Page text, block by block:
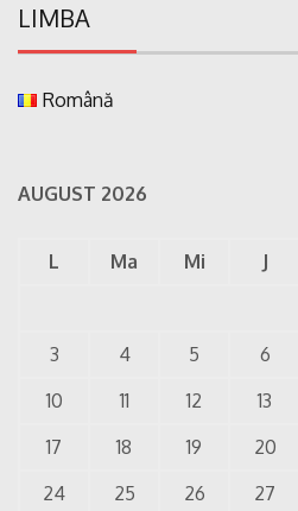
LIMBA
Română
AUGUST 2026
L Ma Mi J
3
4 5 6
10
11 12 13
17
18 19 20
24
25 26 27